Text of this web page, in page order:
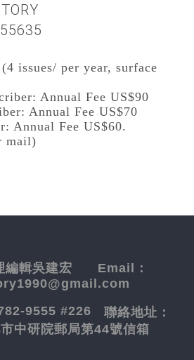
issues/ per year, surface
Annual Fee US$90
Annual Fee US$70
Annual Fee US$60.
mail)
編輯吳建宏 Email：
9555 #226 聯絡地址：
中研院郵局第44號信箱